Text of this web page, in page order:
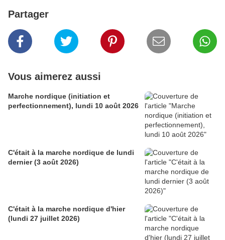
Partager
Vous aimerez aussi
Marche nordique (initiation et
perfectionnement), lundi 10 août 2026
C'était à la marche nordique de lundi
dernier (3 août 2026)
C'était à la marche nordique d'hier
(lundi 27 juillet 2026)